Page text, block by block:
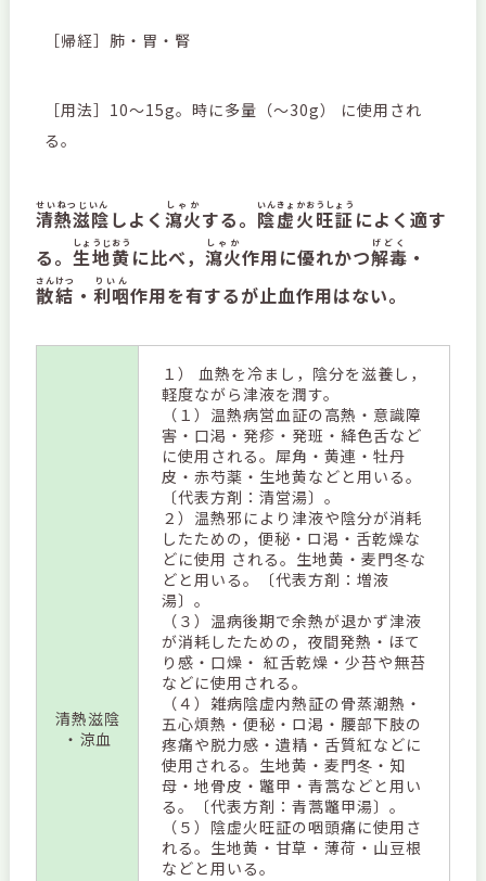
［帰経］肺・胃・腎
［用法］10～15g。時に多量（～30g） に使用され
る。
清熱滋陰
せいねつじいん
しよく 瀉火
しゃか
する。 陰虚火旺証
いんきょかおうしょう
によく適す
る。 生地黄
しょうじおう
に比べ， 瀉火
しゃか
作用に優れかつ解毒
げどく
・
散結
さんけつ
・ 利咽
りいん
作用を有するが止血作用はない。
清熱滋陰
・涼血
１） 血熱を冷まし，陰分を滋養し，
軽度ながら津液を潤す。
（１）温熱病営血証の高熱・意識障
害・口渇・発疹・発班・絳色舌など
に使用される。犀角・黄連・牡丹
皮・赤芍薬・生地黄などと用いる。
〔代表方剤：清営湯〕。
２）温熱邪により津液や陰分が消耗
したための，便秘・ロ渇・舌乾燥な
どに使用 される。生地黄・麦門冬な
どと用いる。〔代表方剤：増液
湯〕。
（３）温病後期で余熱が退かず津液
が消耗したための，夜間発熱・ほて
り感・口燥・ 紅舌乾燥・少苔や無苔
などに使用される。
（４）雑病陰虚内熱証の骨蒸潮熱・
五心煩熱・便秘・ロ渇・腰部下肢の
疼痛や脱力感・遺精・舌質紅などに
使用される。生地黄・麦門冬・知
母・地骨皮・鼈甲・青蒿などと用い
る。〔代表方剤：青蒿鼈甲湯〕。
（５）陰虚火旺証の咽頭痛に使用さ
れる。生地黄・甘草・薄荷・山豆根
などと用いる。